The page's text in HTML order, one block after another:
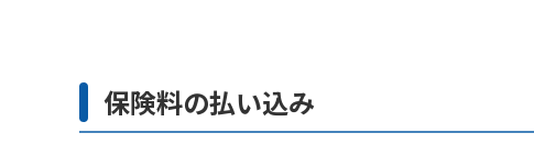
保険料の払い込み